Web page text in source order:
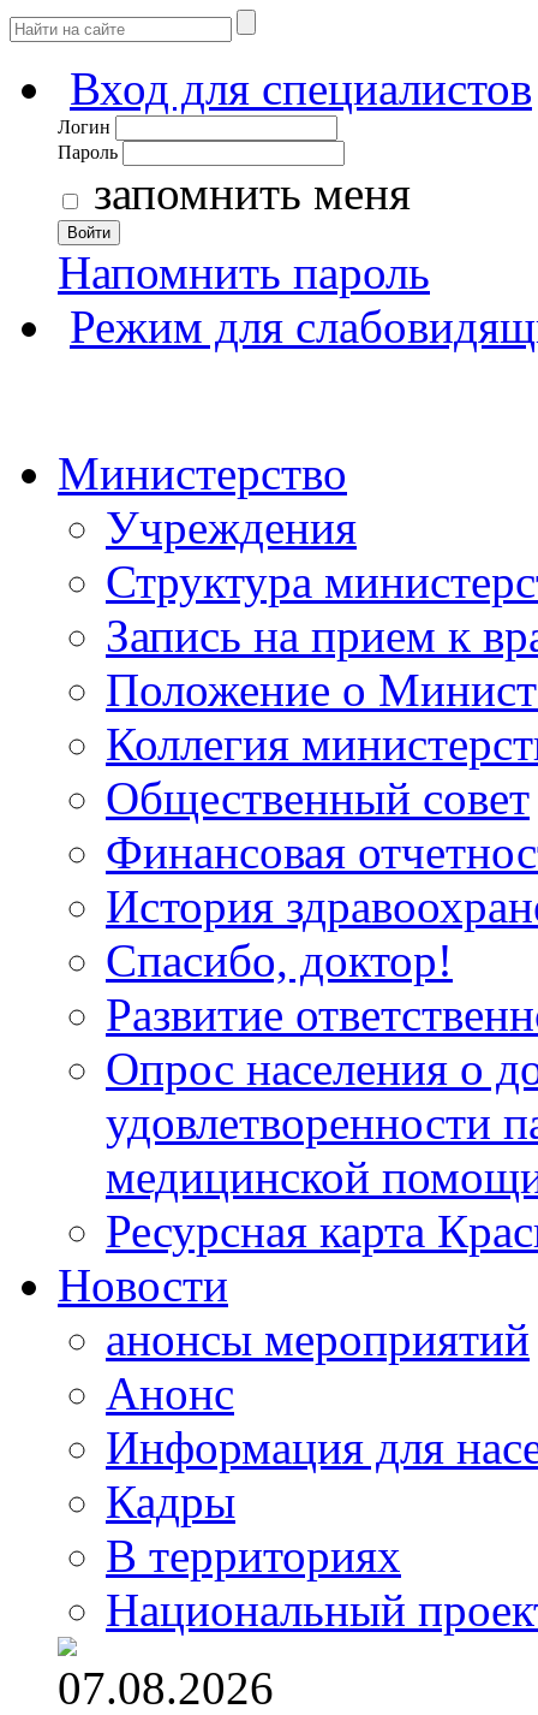
Вход для специалистов
Логин
Пароль
запомнить меня
Войти
Напомнить пароль
Режим для
Министерство
Учреждения
Структура
Запись на прием к
Положение о
Коллегия
Общественный совет
Финансовая
История
Спасибо, доктор!
Развитие
Опрос населения о
удовлетворенности
медицинской
Ресурсная карта
Новости
анонсы мероприятий
Анонс
Информация для
Кадры
В территориях
Национальный
07.08.2026